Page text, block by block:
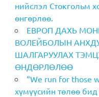
нийслэл Стокгольм
өнгөрлөө.
ЕВРОП ДАХЬ
ВОЛЕЙБОЛЫН
ШАЛГАРУУЛАХ
ӨНДӨРЛӨЛӨӨ
“We run for those
хүмүүсийн төлөө бид